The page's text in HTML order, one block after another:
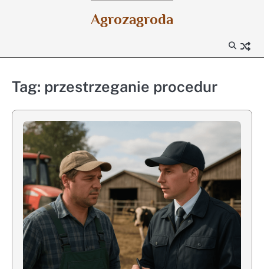
Agrozagroda
Tag: przestrzeganie procedur